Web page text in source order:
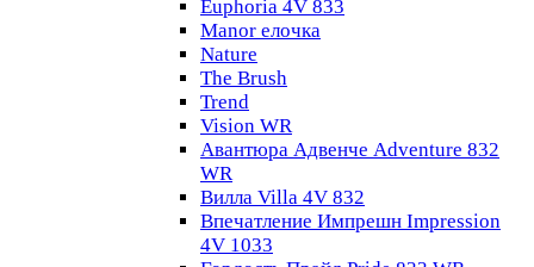
Euphoria 4V 833
Manor елочка
Nature
The Brush
Trend
Vision WR
Авантюра Адвенче Adventure 832
WR
Вилла Villa 4V 832
Впечатление Импрешн Impression
4V 1033